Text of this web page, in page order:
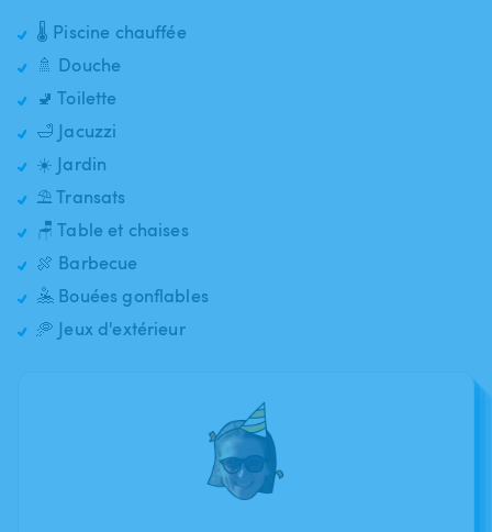
🌡️ Piscine chauffée
🚿 Douche
🚽 Toilette
🛁 Jacuzzi
☀️ Jardin
⛱️ Transats
🪑 Table et chaises
🍖 Barbecue
🤽 Bouées gonflables
🥏 Jeux d'extérieur